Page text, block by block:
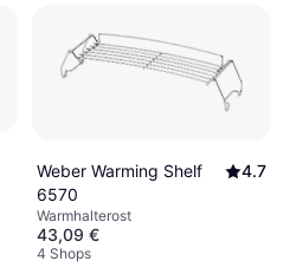
Weber Warming Shelf
6570
4.7
Warmhalterost
43,09 €
4 Shops